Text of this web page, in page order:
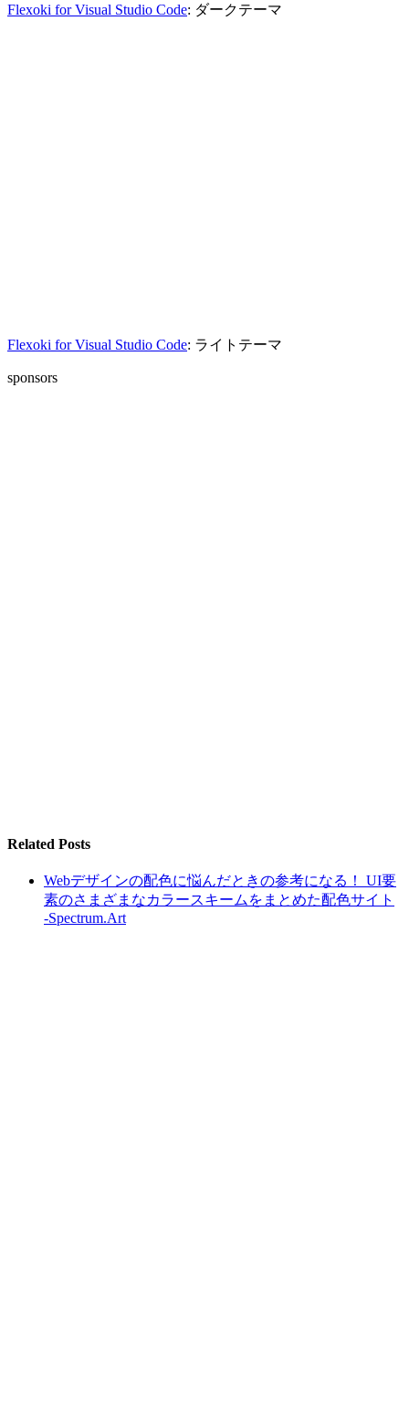
Flexoki for Visual Studio Code: ダークテーマ
Flexoki for Visual Studio Code: ライトテーマ
sponsors
Related Posts
Webデザインの配色に悩んだときの参考になる！ UI要
素のさまざまなカラースキームをまとめた配色サイト
-Spectrum.Art